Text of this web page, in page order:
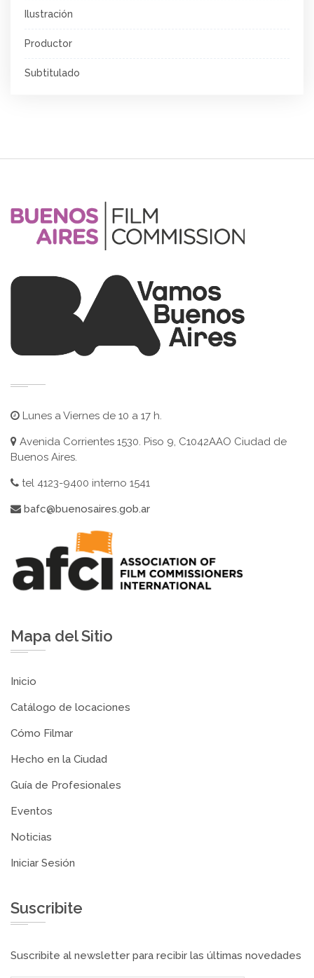
Ilustración
Productor
Subtitulado
Lunes a Viernes de 10 a 17 h.
Avenida Corrientes 1530. Piso 9, C1042AAO Ciudad de
Buenos Aires.
tel 4123-9400 interno 1541
bafc@buenosaires.gob.ar
Mapa del Sitio
Inicio
Catálogo de locaciones
Cómo Filmar
Hecho en la Ciudad
Guía de Profesionales
Eventos
Noticias
Iniciar Sesión
Suscribite
Suscribite al newsletter para recibir las últimas novedades